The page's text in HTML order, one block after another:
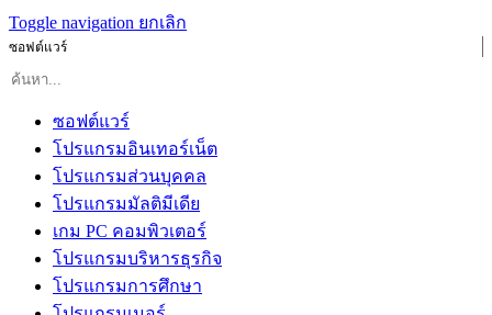
Toggle navigation ยกเลิก
ซอฟต์แวร์
ซอฟต์แวร์
โปรแกรมอินเทอร์เน็ต
โปรแกรมส่วนบุคคล
โปรแกรมมัลติมีเดีย
เกม PC คอมพิวเตอร์
โปรแกรมบริหารธุรกิจ
โปรแกรมการศึกษา